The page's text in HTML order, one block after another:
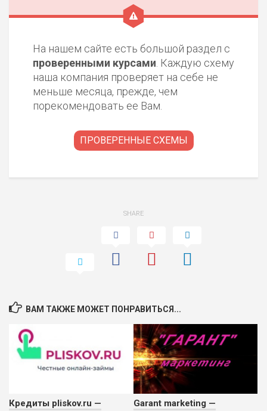
БЮДЖЕТ: НИЗКИЙ
ОБЗОР
ВСЕМ
ДОХОД: НИЗКИЙ
БЮДЖЕТ: НИЗКИЙ
ОБЗОР
ПОДОЙДЕТ
На нашем сайте есть большой раздел с
проверенными курсами. Каждую схему
наша компания проверяет на себе не
меньше месяца, прежде, чем
порекомендовать ее Вам.
ПРОВЕРЕННЫЕ СХЕМЫ
SHARE
ВАМ ТАКЖЕ МОЖЕТ ПОНРАВИТЬСЯ...
Кредиты pliskov.ru —
Garant marketing —